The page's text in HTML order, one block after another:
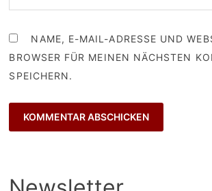
NAME, E-MAIL-ADRESSE UND
BROWSER FÜR MEINEN NÄCHSTEN
SPEICHERN.